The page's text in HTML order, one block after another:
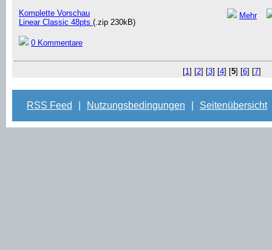
Komplette Vorschau
Linear Classic 48pts (.zip 230kB)
0 Kommentare
Mehr
[1] [2] [3] [4] [5] [6] [7]
RSS Feed Nutzungsbedingungen Seitenübersicht